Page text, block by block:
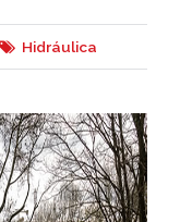
Hidráulica